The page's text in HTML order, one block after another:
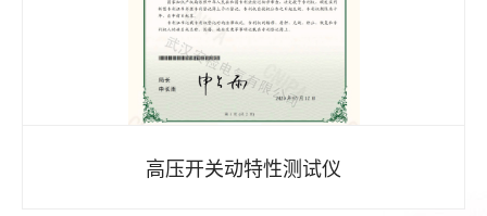
高压开关动特性测试仪